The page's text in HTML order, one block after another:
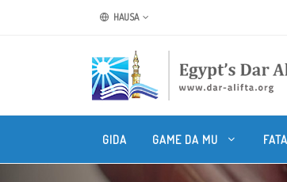
HAUSA
GIDA GAME DA MU